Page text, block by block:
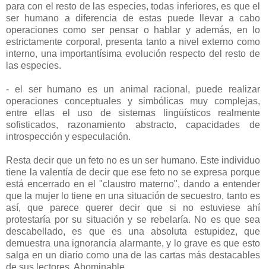
para con el resto de las especies, todas inferiores, es que el
ser humano a diferencia de estas puede llevar a cabo
operaciones como ser pensar o hablar y además, en lo
estrictamente corporal, presenta tanto a nivel externo como
interno, una importantísima evolución respecto del resto de
las especies.
- el ser humano es un animal racional, puede realizar
operaciones conceptuales y simbólicas muy complejas,
entre ellas el uso de sistemas lingüísticos realmente
sofisticados, razonamiento abstracto, capacidades de
introspección y especulación.
Resta decir que un feto no es un ser humano. Este individuo
tiene la valentía de decir que ese feto no se expresa porque
está encerrado en el "claustro materno", dando a entender
que la mujer lo tiene en una situación de secuestro, tanto es
así, que parece querer decir que si no estuviese ahí
protestaría por su situación y se rebelaría. No es que sea
descabellado, es que es una absoluta estupidez, que
demuestra una ignorancia alarmante, y lo grave es que esto
salga en un diario como una de las cartas más destacables
de sus lectores. Abominable.